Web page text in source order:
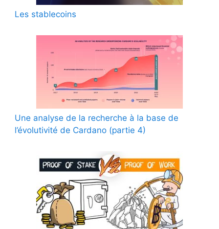
Les stablecoins
Une analyse de la recherche à la base de
l’évolutivité de Cardano (partie 4)